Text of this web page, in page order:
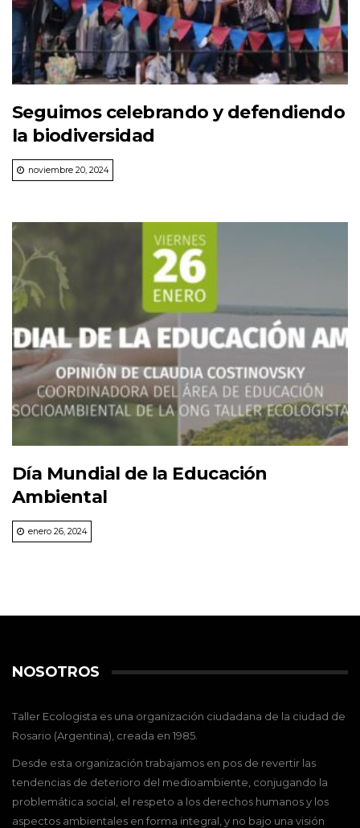
Seguimos celebrando y defendiendo
la biodiversidad
noviembre 20, 2024
Día Mundial de la Educación
Ambiental
enero 26, 2024
NOSOTROS
Taller Ecologista es una organización ciudadana de la ciudad de
Rosario (Argentina), creada en 1985.
Desde esta organización trabajamos en pos de revertir las
tendencias de deterioro del medioambiente, conjugando la
problemática social, el respeto a los derechos humanos y los
aspectos ambientales en forma integral, y no bajo una visión